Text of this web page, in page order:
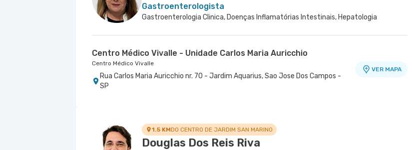
Gastroenterologista
Gastroenterologia Clinica, Doenças Inflamatórias Intestinais, Hepatologia
Centro Médico Vivalle - Unidade Carlos Maria Auricchio
Centro Médico Vivalle
Rua Carlos Maria Auricchio nr. 70 - Jardim Aquarius, Sao Jose Dos Campos -
SP
VER MAPA
1.5 KMDO CENTRO DE JARDIM SAN MARINO
Douglas Dos Reis Riva